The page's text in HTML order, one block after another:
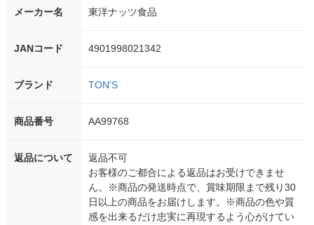
メーカー名 東洋ナッツ食品
JANコード 4901998021342
ブランド TON'S
商品番号 AA99768
返品について
返品不可
お客様のご都合による返品はお受けできませ
ん。※商品の発送時点で、賞味期限まで残り30
日以上の商品をお届けします。※商品の色や質
感を出来るだけ忠実に再現するよう心がけてい